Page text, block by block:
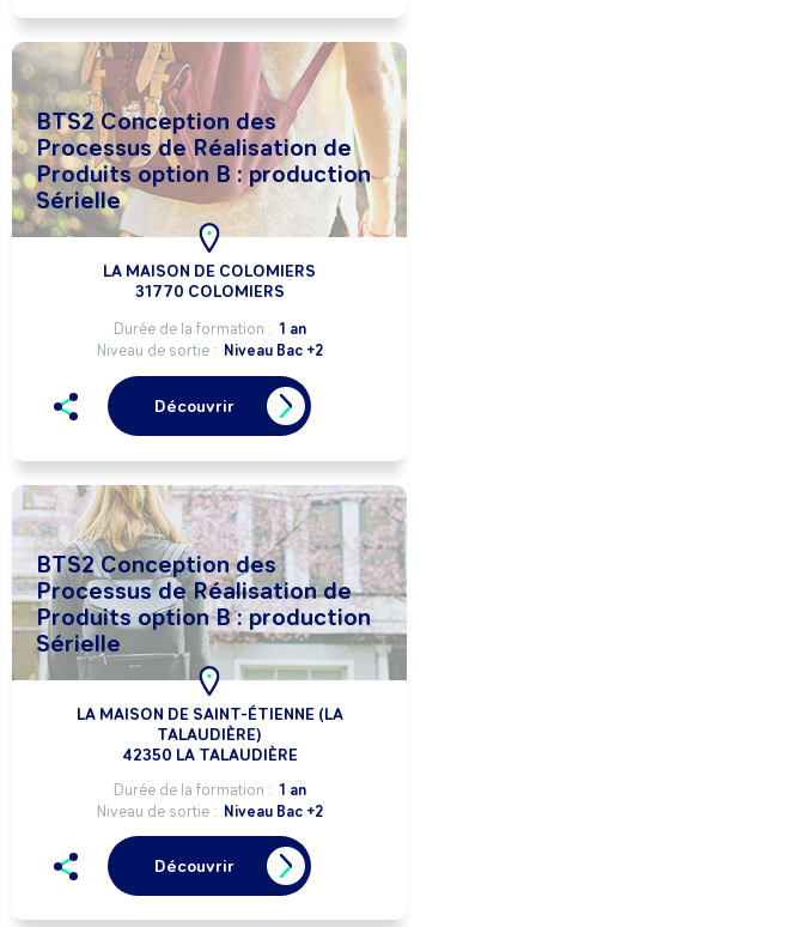
BTS2 Conception des
Processus de Réalisation de
Produits option B : production
Sérielle
LA MAISON DE COLOMIERS
31770 COLOMIERS
Durée de la formation : 1 an
Niveau de sortie : Niveau Bac +2
Découvrir
BTS2 Conception des
Processus de Réalisation de
Produits option B : production
Sérielle
LA MAISON DE SAINT-ÉTIENNE (LA
TALAUDIÈRE)
42350 LA TALAUDIÈRE
Durée de la formation : 1 an
Niveau de sortie : Niveau Bac +2
Découvrir